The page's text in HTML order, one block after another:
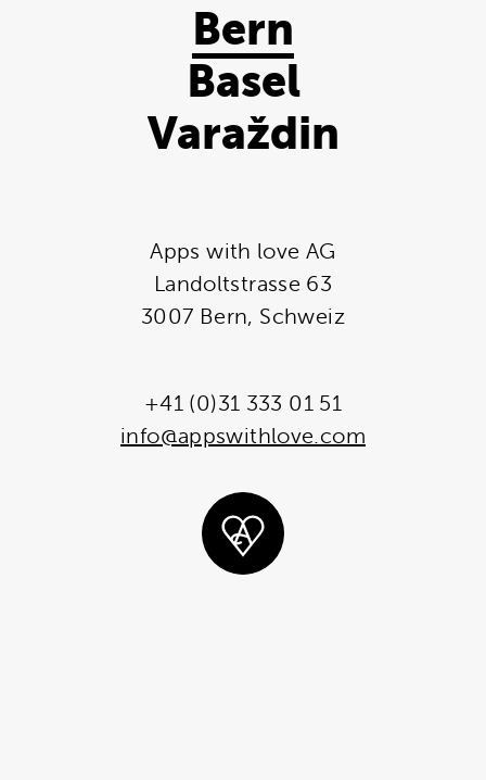
Bern
Basel
Varaždin
Apps with love AG
Landoltstrasse 63
3007 Bern, Schweiz
+41 (0)31 333 01 51
info@appswithlove.com